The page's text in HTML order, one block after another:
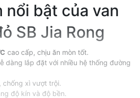
nổi bật của van
SB Jia Rong
cao cấp, chịu ăn mòn tốt.
dàng lắp đặt với nhiều hệ thống đường
chống xì vượt trội.
độ kín và độ bền.